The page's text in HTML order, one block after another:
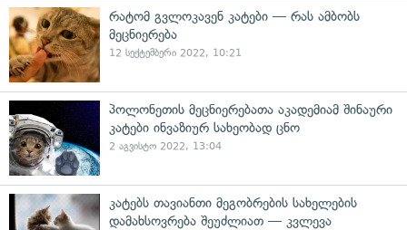
რატომ გვლოკავენ კატები — რას ამბობს
მეცნიერება
12 სექტემბერი 2022, 10:21
პოლონეთის მეცნიერებათა აკადემიამ შინაური
კატები ინვაზიურ სახეობად ცნო
2 აგვისტო 2022, 13:04
კატებს თავიანთი მეგობრების სახელების
დამახსოვრება შეუძლიათ — კვლევა